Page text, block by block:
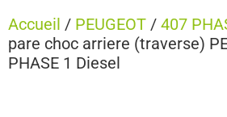
Accueil / PEUGEOT / 407
pare choc arriere (traverse)
PHASE 1 Diesel